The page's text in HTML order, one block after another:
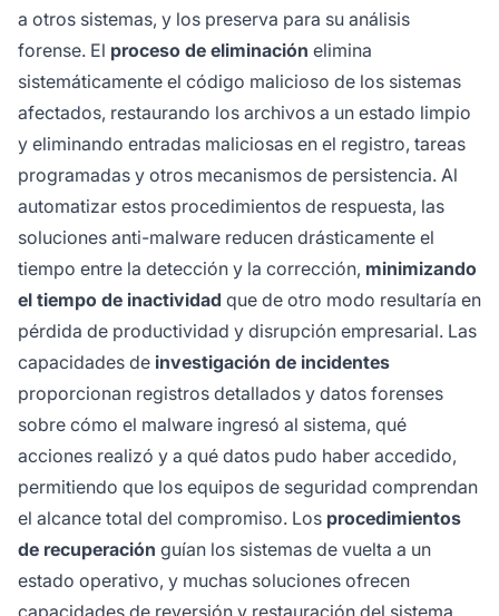
a otros sistemas, y los preserva para su análisis
forense. El proceso de eliminación elimina
sistemáticamente el código malicioso de los sistemas
afectados, restaurando los archivos a un estado limpio
y eliminando entradas maliciosas en el registro, tareas
programadas y otros mecanismos de persistencia. Al
automatizar estos procedimientos de respuesta, las
soluciones anti-malware reducen drásticamente el
tiempo entre la detección y la corrección, minimizando
el tiempo de inactividad que de otro modo resultaría en
pérdida de productividad y disrupción empresarial. Las
capacidades de investigación de incidentes
proporcionan registros detallados y datos forenses
sobre cómo el malware ingresó al sistema, qué
acciones realizó y a qué datos pudo haber accedido,
permitiendo que los equipos de seguridad comprendan
el alcance total del compromiso. Los procedimientos
de recuperación guían los sistemas de vuelta a un
estado operativo, y muchas soluciones ofrecen
capacidades de reversión y restauración del sistema